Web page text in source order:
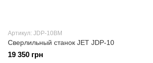
Артикул: JDP-10BM
Сверлильный станок JET JDP-10
19 350 грн